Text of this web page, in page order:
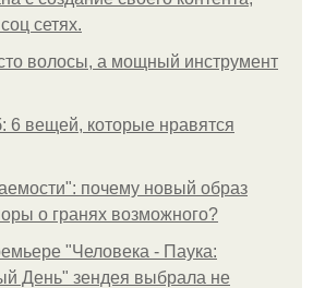
сетях.
волосы, а мощный инструмент
6 вещей, которые нравятся
почему новый образ
о гранях возможного?
"Человека - Паука:
День" зендея выбрала не